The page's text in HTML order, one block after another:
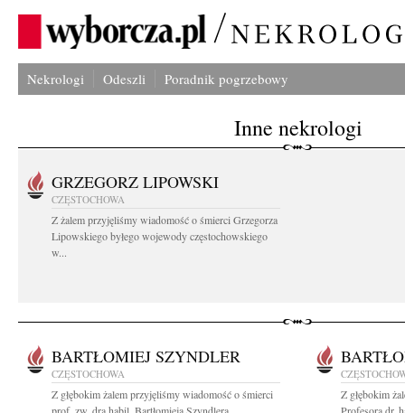
Nekrologi Odeszli Poradnik pogrzebowy
Inne nekrologi
GRZEGORZ LIPOWSKI
CZĘSTOCHOWA
Z żalem przyjęliśmy wiadomość o śmierci Grzegorza
Lipowskiego byłego wojewody częstochowskiego
w...
BARTŁOMIEJ SZYNDLER
CZĘSTOCHOWA
Z głębokim żalem przyjęliśmy wiadomość o śmierci
Z głębokim